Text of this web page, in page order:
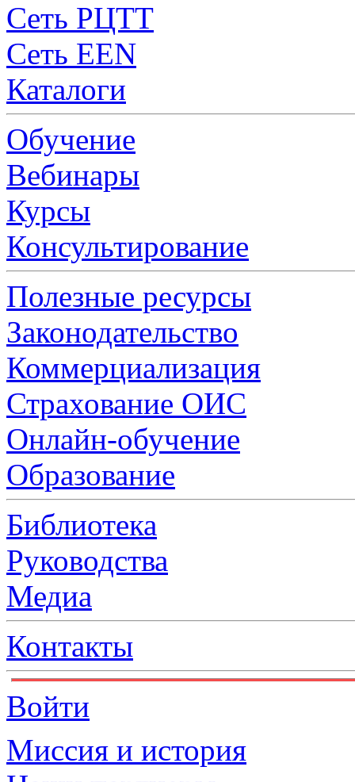
Сеть РЦТТ
Сеть EEN
Каталоги
Обучение
Вебинары
Курсы
Консультирование
Полезные ресурсы
Законодательство
Коммерциализация
Страхование ОИС
Онлайн-обучение
Образование
Библиотека
Руководства
Медиа
Контакты
Войти
Миссия и история